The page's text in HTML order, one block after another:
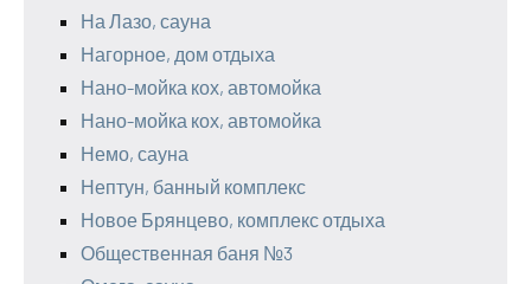
На Лазо, сауна
Нагорное, дом отдыха
Нано-мойка кох, автомойка
Нано-мойка кох, автомойка
Немо, сауна
Нептун, банный комплекс
Новое Брянцево, комплекс отдыха
Общественная баня №3